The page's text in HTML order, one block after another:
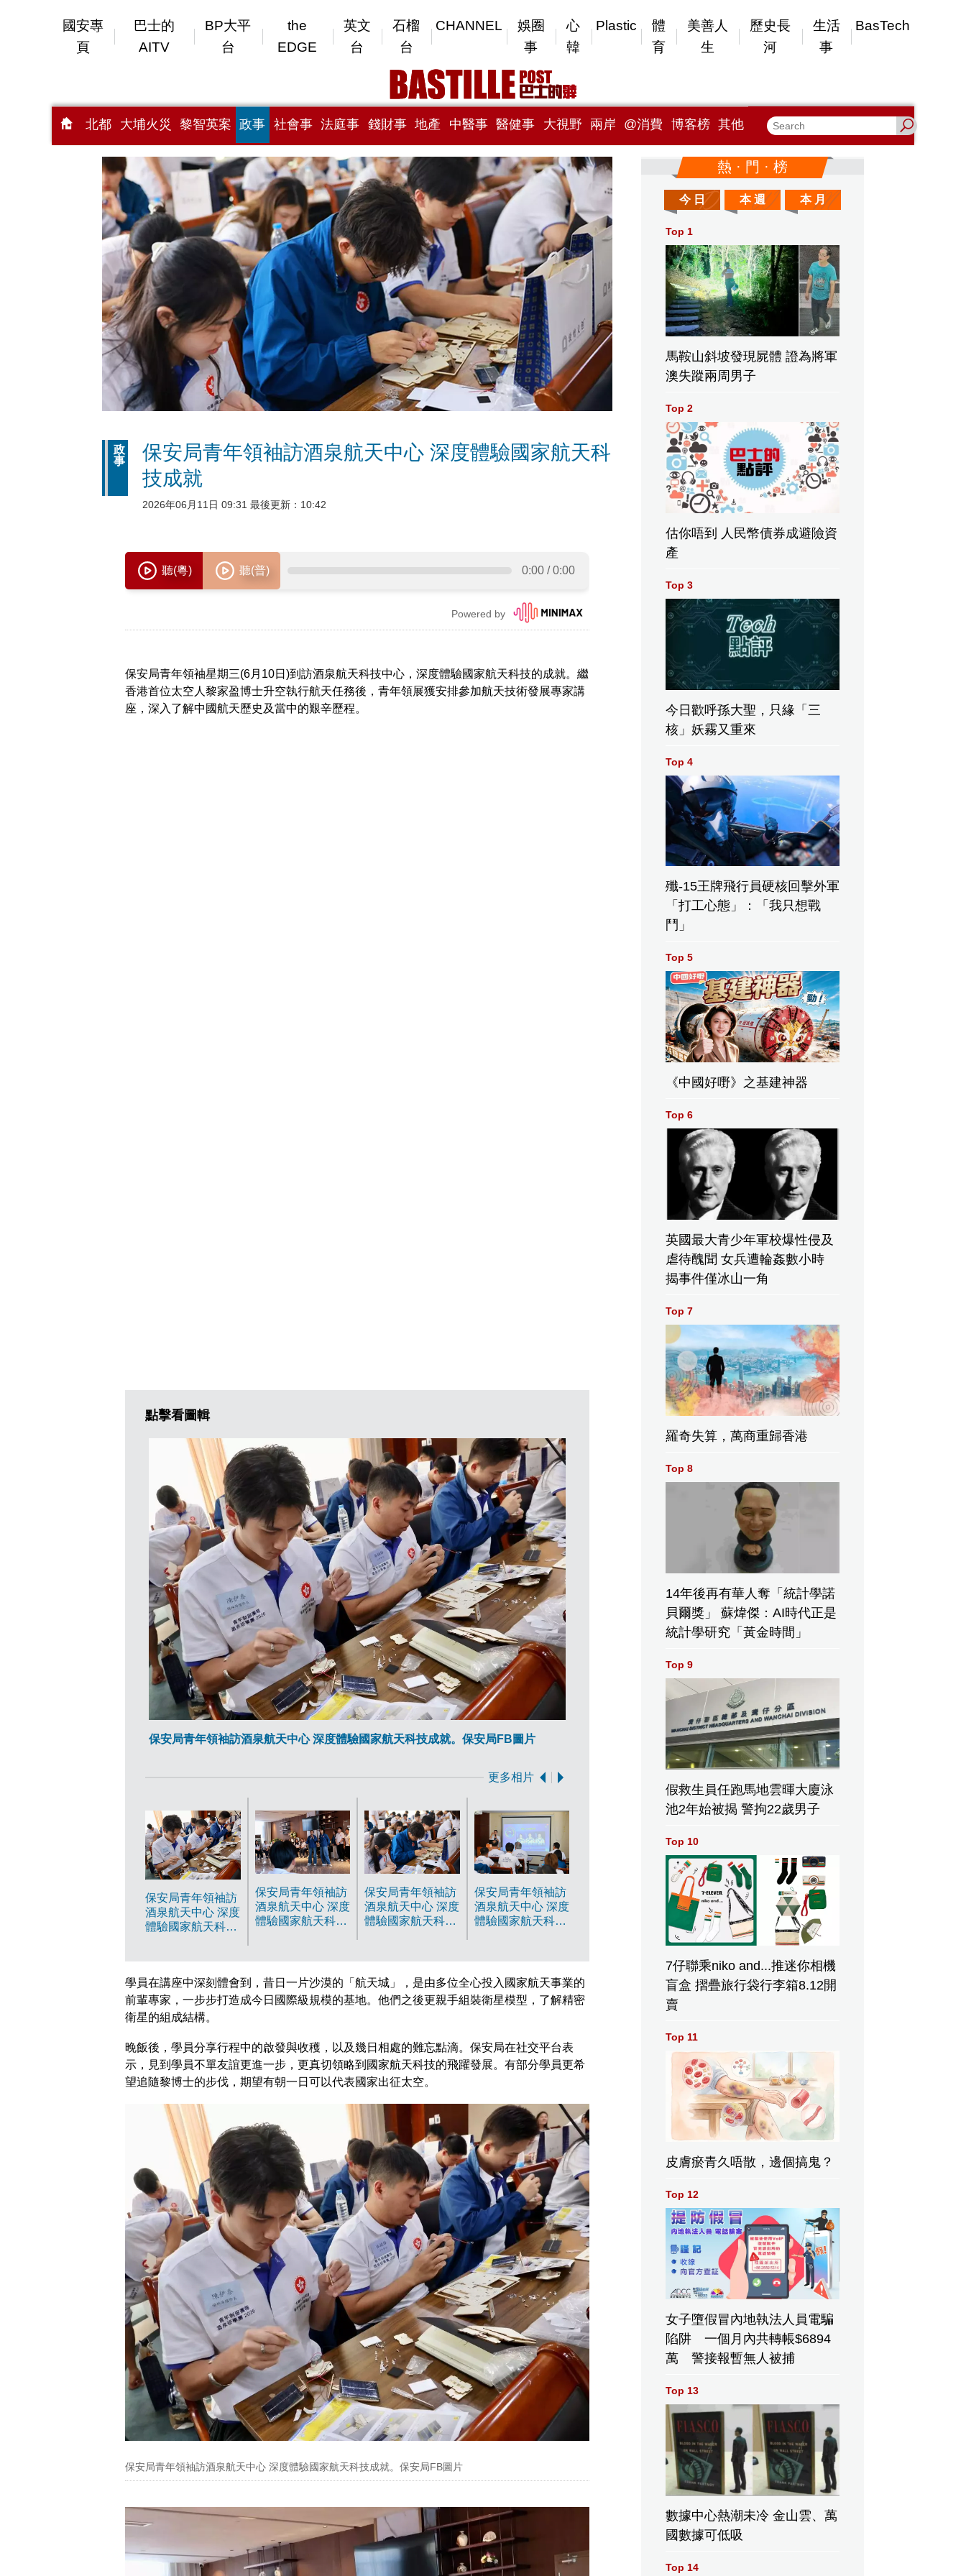
國安專
頁
巴士的
AITV
BP大平
台
the
EDGE
英文
台
石榴
台
CHANNEL
娛圈
事
心
韓
Plastic
體
育
美善人
生
歷史長
河
生活
事
BasTech
北都 大埔火災 黎智英案 政事 社會事 法庭事 錢財事 地產 中醫事 醫健事 大視野 兩岸 @消費 博客榜 其他
政
事
保安局青年領袖訪酒泉航天中心 深度體驗國家航天科
技成就
2026年06月11日 09:31 最後更新：10:42
保安局青年領袖星期三(6月10日)到訪酒泉航天科技中心，深度體驗國家航天科技的成就。繼
香港首位太空人黎家盈博士升空執行航天任務後，青年領展獲安排參加航天技術發展專家講
座，深入了解中國航天歷史及當中的艱辛歷程。
點擊看圖輯
保安局青年領袖訪酒泉航天中心 深度體驗國家航天科技成就。保安局FB圖片 保安局青年領袖訪酒泉航天中心 深度體驗國家航天科技成就。保安局FB圖片
更多相片
保安局青年領袖訪
酒泉航天中心 深度
體驗國家航天科技
保安局青年領袖訪
酒泉航天中心 深度
體驗國家航天科技
保安局青年領袖訪
酒泉航天中心 深度
體驗國家航天科技
保安局青年領袖訪
酒泉航天中心 深度
體驗國家航天科技
學員在講座中深刻體會到，昔日一片沙漠的「航天城」，是由多位全心投入國家航天事業的
前輩專家，一步步打造成今日國際級規模的基地。他們之後更親手組裝衛星模型，了解精密
衛星的組成結構。
晚飯後，學員分享行程中的啟發與收穫，以及幾日相處的難忘點滴。保安局在社交平台表
示，見到學員不單友誼更進一步，更真切領略到國家航天科技的飛躍發展。有部分學員更希
望追隨黎博士的步伐，期望有朝一日可以代表國家出征太空。
保安局青年領袖訪酒泉航天中心 深度體驗國家航天科技成就。保安局FB圖片
熱 · 門 · 榜
今 日 本 週 本 月
Top 1
馬鞍山斜坡發現屍體 證為將軍
澳失蹤兩周男子
Top 2
估你唔到 人民幣債券成避險資
產
Top 3
今日歡呼孫大聖，只緣「三
核」妖霧又重來
Top 4
殲-15王牌飛行員硬核回擊外軍
「打工心態」：「我只想戰
鬥」
Top 5
《中國好嘢》之基建神器
Top 6
英國最大青少年軍校爆性侵及
虐待醜聞 女兵遭輪姦數小時
揭事件僅冰山一角
Top 7
羅奇失算，萬商重歸香港
Top 8
14年後再有華人奪「統計學諾
貝爾獎」 蘇煒傑：AI時代正是
統計學研究「黃金時間」
Top 9
假救生員任跑馬地雲暉大廈泳
池2年始被揭 警拘22歲男子
Top 10
7仔聯乘niko and...推迷你相機
盲盒 摺疊旅行袋行李箱8.12開
賣
Top 11
皮膚瘀青久唔散，邊個搞鬼？
Top 12
女子墮假冒內地執法人員電騙
陷阱 一個月內共轉帳$6894
萬 警接報暫無人被捕
Top 13
數據中心熱潮未冷 金山雲、萬
國數據可低吸
Top 14